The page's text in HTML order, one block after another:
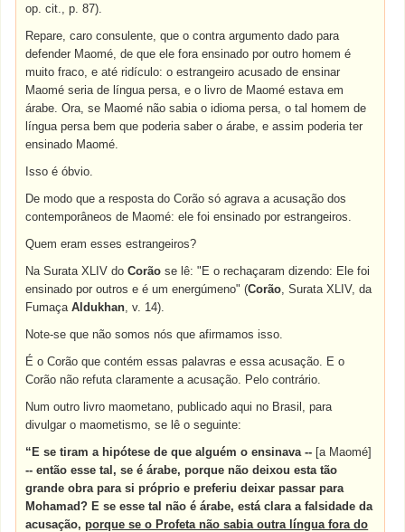
op. cit., p. 87).
Repare, caro consulente, que o contra argumento dado para
defender Maomé, de que ele fora ensinado por outro homem é
muito fraco, e até ridículo: o estrangeiro acusado de ensinar
Maomé seria de língua persa, e o livro de Maomé estava em
árabe. Ora, se Maomé não sabia o idioma persa, o tal homem de
língua persa bem que poderia saber o árabe, e assim poderia ter
ensinado Maomé.
Isso é óbvio.
De modo que a resposta do Corão só agrava a acusação dos
contemporâneos de Maomé: ele foi ensinado por estrangeiros.
Quem eram esses estrangeiros?
Na Surata XLIV doCorão se lê: "E o rechaçaram dizendo: Ele foi
ensinado por outros e é um energúmeno" (Corão, Surata XLIV, da
FumaçaAldukhan, v. 14).
Note-se que não somos nós que afirmamos isso.
É o Corão que contém essas palavras e essa acusação. E o
Corão não refuta claramente a acusação. Pelo contrário.
Num outro livro maometano, publicado aqui no Brasil, para
divulgar o maometismo, se lê o seguinte:
“E se tiram a hipótese de que alguém o ensinava -- [a Maomé]
-- então esse tal, se é árabe, porque não deixou esta tão
grande obra para si próprio e preferiu deixar passar para
Mohamad? E se esse tal não é árabe, está clara a falsidade da
acusação,porque se o Profeta não sabia outra língua fora do